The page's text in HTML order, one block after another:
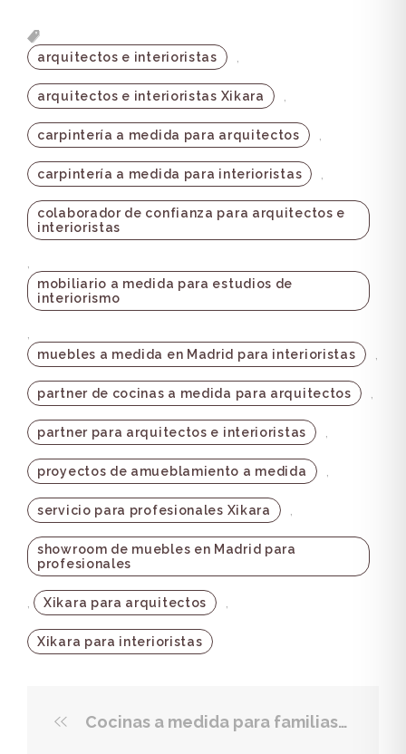
arquitectos e interioristas ,
arquitectos e interioristas Xikara ,
carpintería a medida para arquitectos ,
carpintería a medida para interioristas ,
colaborador de confianza para arquitectos e
interioristas
,
mobiliario a medida para estudios de
interiorismo
,
muebles a medida en Madrid para interioristas ,
partner de cocinas a medida para arquitectos ,
partner para arquitectos e interioristas ,
proyectos de amueblamiento a medida ,
servicio para profesionales Xikara ,
showroom de muebles en Madrid para
profesionales
, Xikara para arquitectos ,
Xikara para interioristas
Cocinas a medida para familias: diseño, orden y capacidad sin límites